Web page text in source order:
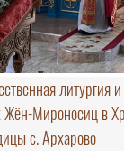
литургия
Жён-Мироносиц в
с. Архарово